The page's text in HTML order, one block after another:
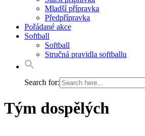
Mladší přípravka
Předpřípravka
Pořádané akce
Softball
Softball
Stručná pravidla softballu
Search for:
Tým dospělých